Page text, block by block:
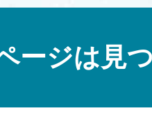
ージは見